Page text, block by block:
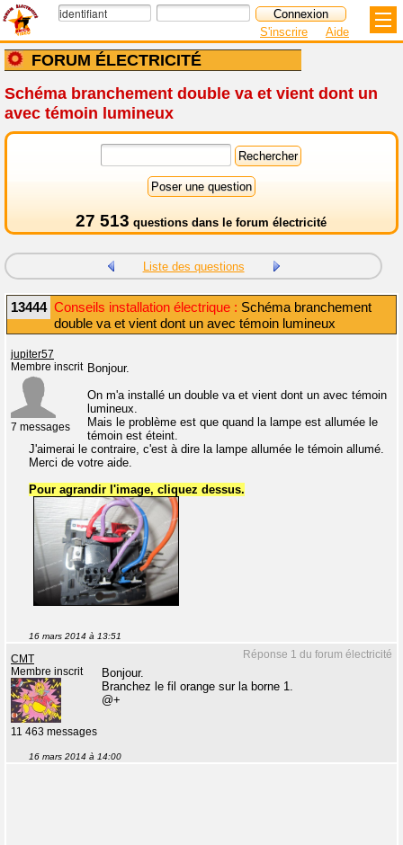
FORUM ÉLECTRICITÉ
S'inscrire Aide
Schéma branchement double va et vient dont un
avec témoin lumineux
27 513 questions dans le forum électricité
Liste des questions
13444 Conseils installation électrique : Schéma branchement
double va et vient dont un avec témoin lumineux
jupiter57
Membre inscrit
7 messages
Bonjour.
On m'a installé un double va et vient dont un avec témoin
lumineux.
Mais le problème est que quand la lampe est allumée le
témoin est éteint.
J'aimerai le contraire, c'est à dire la lampe allumée le témoin allumé.
Merci de votre aide.
Pour agrandir l'image, cliquez dessus.
16 mars 2014 à 13:51
Réponse 1 du forum électricité
CMT
Membre inscrit
11 463 messages
Bonjour.
Branchez le fil orange sur la borne 1.
@+
16 mars 2014 à 14:00